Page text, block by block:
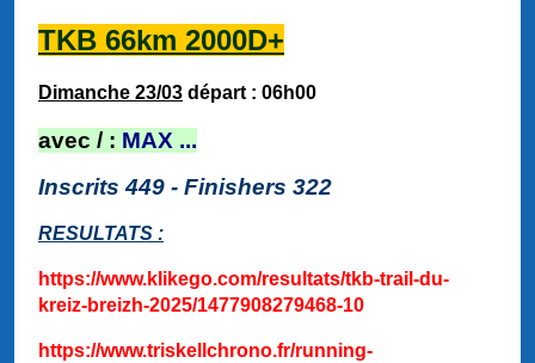
TKB 66km 2000D+
Dimanche 23/03 départ : 06h00
avec / : MAX ...
Inscrits 449 - Finishers 322
RESULTATS :
https://www.klikego.com/resultats/tkb-trail-du-
kreiz-breizh-2025/1477908279468-10
https://www.triskellchrono.fr/running-